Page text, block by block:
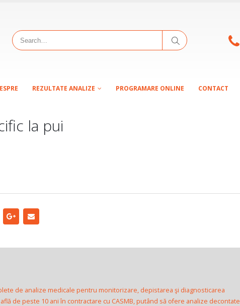
REZULTATE ANALIZE PROGRAMARE ONLINE CONTACT
la pui
de analize medicale pentru monitorizare, depistarea şi diagnosticarea
de peste 10 ani în contractare cu CASMB, putând să ofere analize decontate